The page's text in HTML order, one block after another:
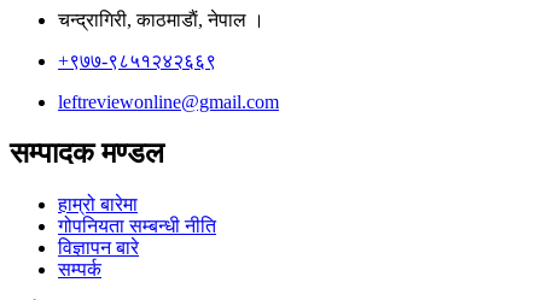
चन्द्रागिरी, काठमाडाैं, नेपाल ।
+९७७-९८५१२४२६६९
leftreviewonline@gmail.com
सम्पादक मण्डल
हाम्रो बारेमा
गोपनियता सम्बन्धी नीति
विज्ञापन बारे
सम्पर्क